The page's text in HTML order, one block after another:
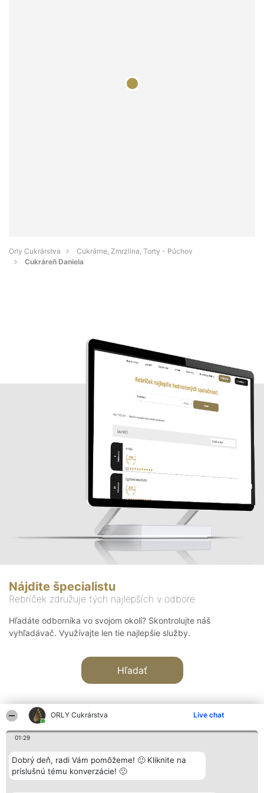
ORLY Cukrárstva Live chat
01:29
Dobrý deň, radi Vám pomôžeme! 🙂 Kliknite na
príslušnú tému konverzácie! 🙂
Orly Cukrárstva
Cukrárne, Zmrzlina, Torty - Púchov
Cukráreň Daniela
Nájdite špecialistu
Rebríček združuje tých najlepších v odbore
Hľadáte odborníka vo svojom okolí? Skontrolujte náš
vyhľadávač. Využívajte len tie najlepšie služby.
Hľadať
Organizátor hodnotenia
Bright Side Solutions sp. z o.
o. sp. k.
Hodnotenie
Laureáti
Lista
Kontakt
Kontakt